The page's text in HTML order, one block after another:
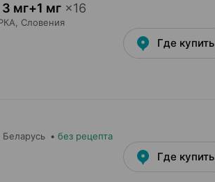
3 мг+1 мг ×16
, Словения
Где купить
, Беларусь • без рецепта
Где купить